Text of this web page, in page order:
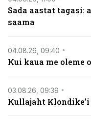
Sada aastat tagasi:
saama
04.08.26, 09:40
Kui kaua me oleme
03.08.26, 09:39
Kullajaht